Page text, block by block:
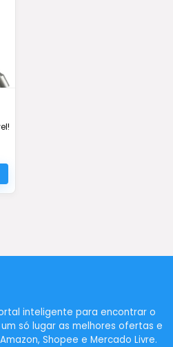
inteligente para encontrar o
só lugar as melhores ofertas e
Shopee e Mercado Livre.